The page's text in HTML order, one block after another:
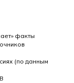
факты
(по данным